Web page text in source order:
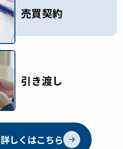
売買契約
引き渡し
詳しくはこちら